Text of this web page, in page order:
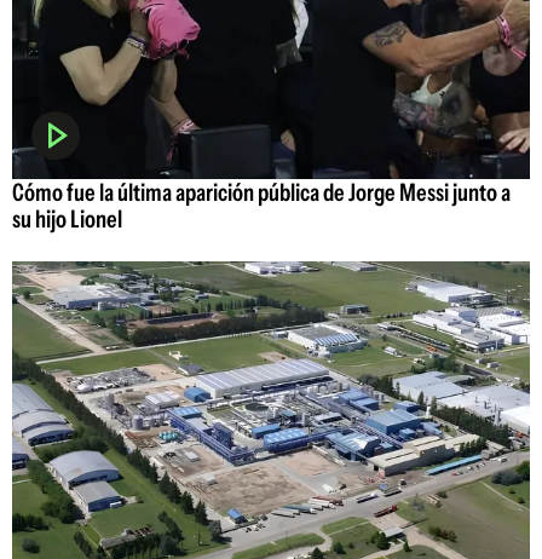
Cómo fue la última aparición pública de Jorge Messi junto a
su hijo Lionel